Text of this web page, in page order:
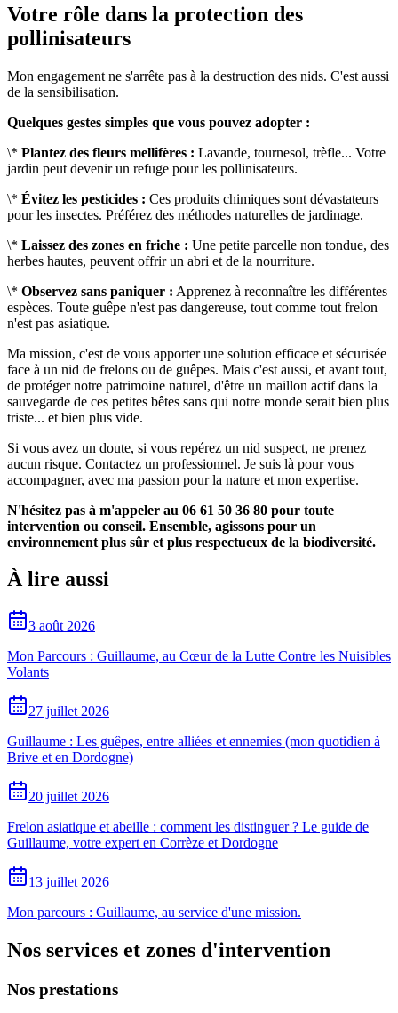
Votre rôle dans la protection des
pollinisateurs
Mon engagement ne s'arrête pas à la destruction des nids. C'est aussi
de la sensibilisation.
Quelques gestes simples que vous pouvez adopter :
\* Plantez des fleurs mellifères : Lavande, tournesol, trèfle... Votre
jardin peut devenir un refuge pour les pollinisateurs.
\* Évitez les pesticides : Ces produits chimiques sont dévastateurs
pour les insectes. Préférez des méthodes naturelles de jardinage.
\* Laissez des zones en friche : Une petite parcelle non tondue, des
herbes hautes, peuvent offrir un abri et de la nourriture.
\* Observez sans paniquer : Apprenez à reconnaître les différentes
espèces. Toute guêpe n'est pas dangereuse, tout comme tout frelon
n'est pas asiatique.
Ma mission, c'est de vous apporter une solution efficace et sécurisée
face à un nid de frelons ou de guêpes. Mais c'est aussi, et avant tout,
de protéger notre patrimoine naturel, d'être un maillon actif dans la
sauvegarde de ces petites bêtes sans qui notre monde serait bien plus
triste... et bien plus vide.
Si vous avez un doute, si vous repérez un nid suspect, ne prenez
aucun risque. Contactez un professionnel. Je suis là pour vous
accompagner, avec ma passion pour la nature et mon expertise.
N'hésitez pas à m'appeler au 06 61 50 36 80 pour toute
intervention ou conseil. Ensemble, agissons pour un
environnement plus sûr et plus respectueux de la biodiversité.
À lire aussi
3 août 2026
Mon Parcours : Guillaume, au Cœur de la Lutte Contre les Nuisibles
Volants
27 juillet 2026
Guillaume : Les guêpes, entre alliées et ennemies (mon quotidien à
Brive et en Dordogne)
20 juillet 2026
Frelon asiatique et abeille : comment les distinguer ? Le guide de
Guillaume, votre expert en Corrèze et Dordogne
13 juillet 2026
Mon parcours : Guillaume, au service d'une mission.
Nos services et zones d'intervention
Nos prestations